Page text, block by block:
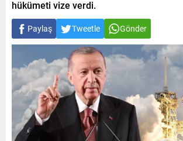
hükümeti vize verdi.
Paylaş Tweetle Gönder